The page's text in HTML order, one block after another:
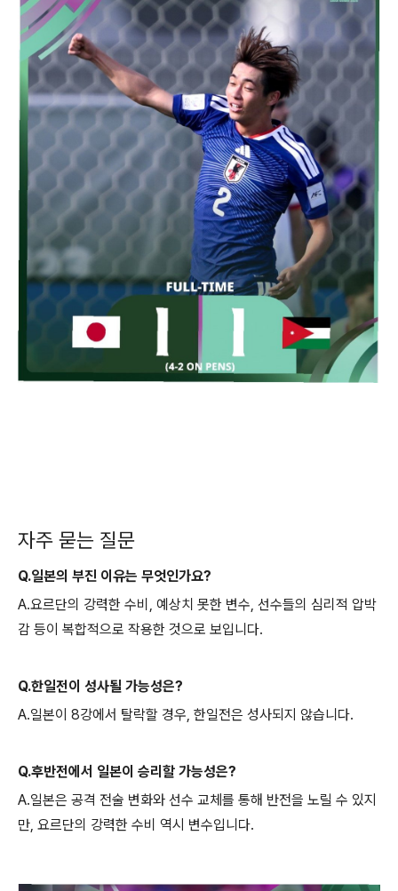
자주 묻는 질문
Q.일본의 부진 이유는 무엇인가요?
A.요르단의 강력한 수비, 예상치 못한 변수, 선수들의 심리적 압박
감 등이 복합적으로 작용한 것으로 보입니다.
Q.한일전이 성사될 가능성은?
A.일본이 8강에서 탈락할 경우, 한일전은 성사되지 않습니다.
Q.후반전에서 일본이 승리할 가능성은?
A.일본은 공격 전술 변화와 선수 교체를 통해 반전을 노릴 수 있지
만, 요르단의 강력한 수비 역시 변수입니다.